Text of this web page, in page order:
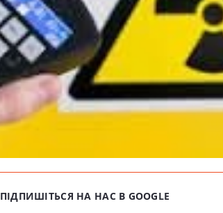
ПІДПИШІТЬСЯ НА НАС В GOOGLE